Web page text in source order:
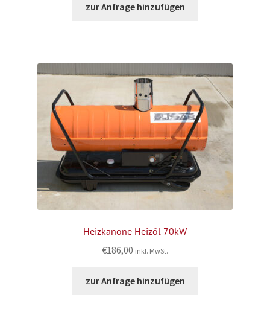
zur Anfrage hinzufügen
Heizkanone Heizöl 70kW
€186,00 inkl. MwSt.
zur Anfrage hinzufügen